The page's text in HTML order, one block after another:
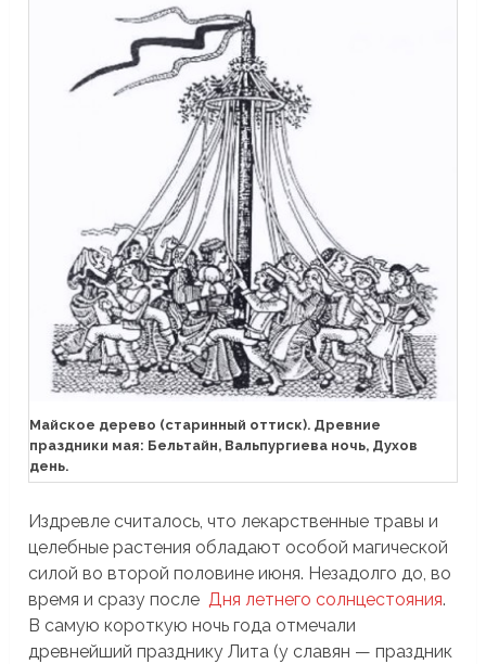
Майское дерево (старинный оттиск). Древние
праздники мая: Бельтайн, Вальпургиева ночь, Духов
день.
Издревле считалось, что лекарственные травы и
целебные растения обладают особой магической
силой во второй половине июня. Незадолго до, во
время и сразу послеДня летнего солнцестояния.
В самую короткую ночь года отмечали
древнейший празднику Лита (у славян — праздник